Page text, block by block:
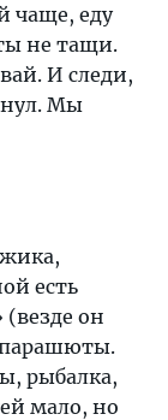
чаще, еду
не тащи.
И следи,
Мы
есть
он
парашюты.
рыбалка,
мало, но